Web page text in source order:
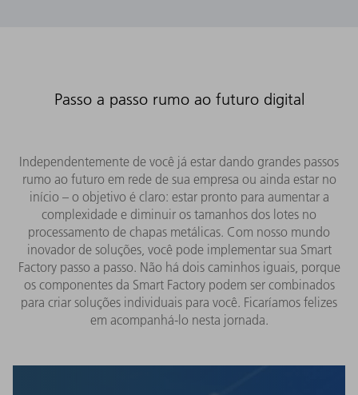
Passo a passo rumo ao futuro digital
Independentemente de você já estar dando grandes passos
rumo ao futuro em rede de sua empresa ou ainda estar no
início – o objetivo é claro: estar pronto para aumentar a
complexidade e diminuir os tamanhos dos lotes no
processamento de chapas metálicas. Com nosso mundo
inovador de soluções, você pode implementar sua Smart
Factory passo a passo. Não há dois caminhos iguais, porque
os componentes da Smart Factory podem ser combinados
para criar soluções individuais para você. Ficaríamos felizes
em acompanhá-lo nesta jornada.